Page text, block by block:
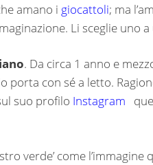
amano i giocattoli; ma
Li sceglie uno a
. Da circa 1 anno e
porta con sé a letto.
suo profilo Instagram
verde’ come